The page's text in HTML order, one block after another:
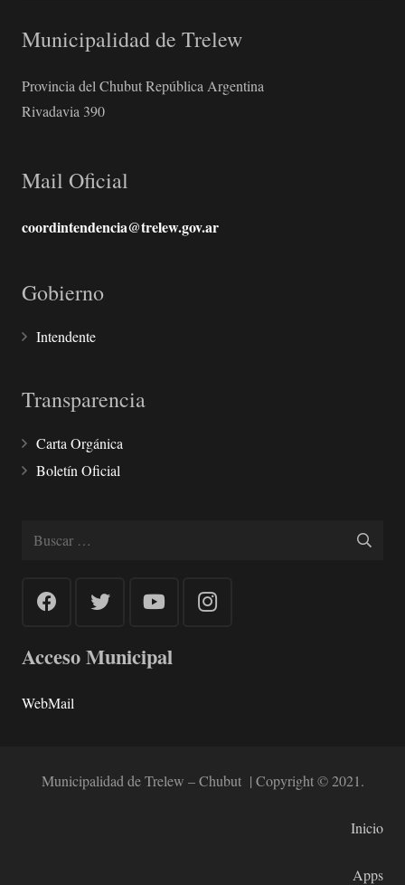
Municipalidad de Trelew
Provincia del Chubut República Argentina
Rivadavia 390
Mail Oficial
coordintendencia@trelew.gov.ar
Gobierno
Intendente
Transparencia
Carta Orgánica
Boletín Oficial
Buscar:
Acceso Municipal
WebMail
Municipalidad de Trelew – Chubut | Copyright © 2021.
Inicio
Apps